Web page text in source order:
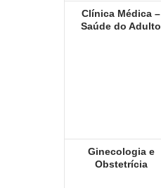
Clínica Médica –
Saúde do Adulto
Ginecologia e
Obstetrícia